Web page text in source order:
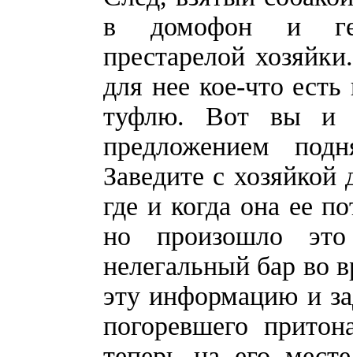
в домофон и
престарелой
для нее кое-что
туфлю. Вот вы и
предложением
Заведите с
где и когда она ее
но произошло
нелегальный бар во
эту информацию и
погоревшего